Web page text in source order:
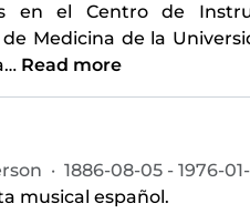
en el Centro de
Medicina de la
… Read more
· 1886-08-05 - 1976-
musical español.